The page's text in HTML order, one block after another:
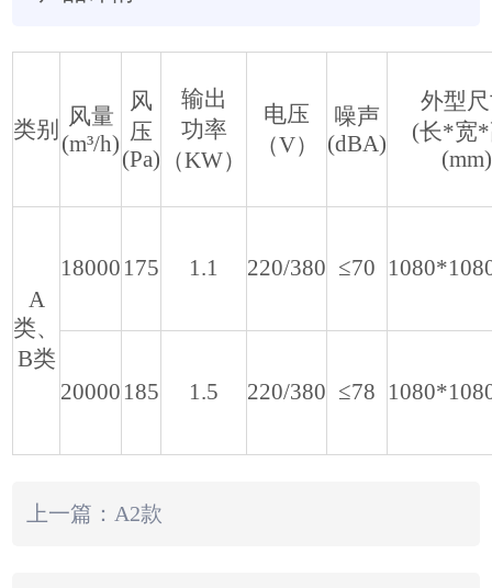
类别
风量
(m³/h)
风
压
(Pa)
输出
功率
（KW）
电压
（V）
噪声
(dBA)
外型
(长*宽
(mm)
A
类、
B类
18000 175 1.1 220/380 ≤70
20000 185 1.5 220/380 ≤78
上一篇：A2款